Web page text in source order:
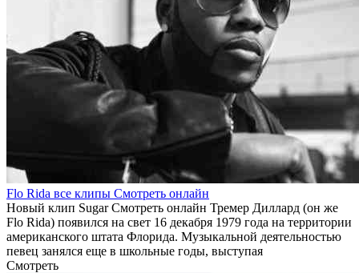
Flo Rida все клипы Смотреть онлайн
Новый клип Sugar Смотреть онлайн Тремер Диллард (он же
Flo Rida) появился на свет 16 декабря 1979 года на территории
американского штата Флорида. Музыкальной деятельностью
певец занялся еще в школьные годы, выступая
Смотреть